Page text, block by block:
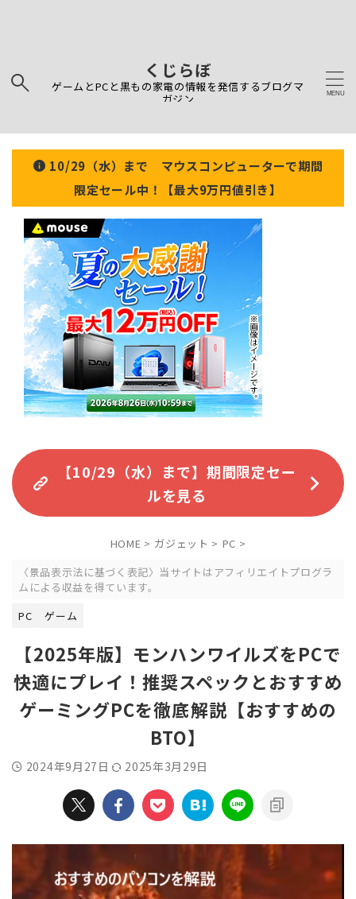
くじらぼ
ゲームとPCと黒もの家電の情報を発信するブログマ
ガジン
10/29（水）まで マウスコンピューターで期間
限定セール中！【最大9万円値引き】
【10/29（水）まで】期間限定セー
ルを見る
HOME > ガジェット > PC >
〈景品表示法に基づく表記〉当サイトはアフィリエイトプログラ
ムによる収益を得ています。
PC
ゲーム
【2025年版】モンハンワイルズをPCで
快適にプレイ！推奨スペックとおすすめ
ゲーミングPCを徹底解説【おすすめの
BTO】
2024年9月27日 2025年3月29日